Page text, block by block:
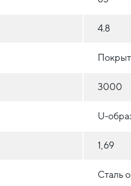
4.8
3000
U-
1,69
Сталь